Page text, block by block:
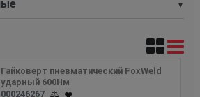
▼
Гайковерт пневматический FoxWeld
ударный 600Нм
000246267